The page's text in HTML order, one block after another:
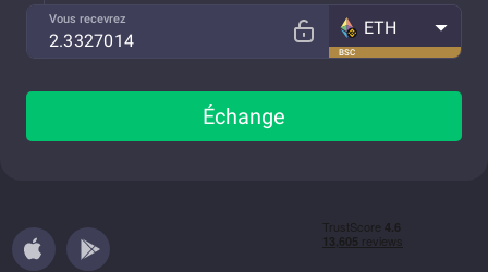
Vous recevrez
BSC
ETH
Échange